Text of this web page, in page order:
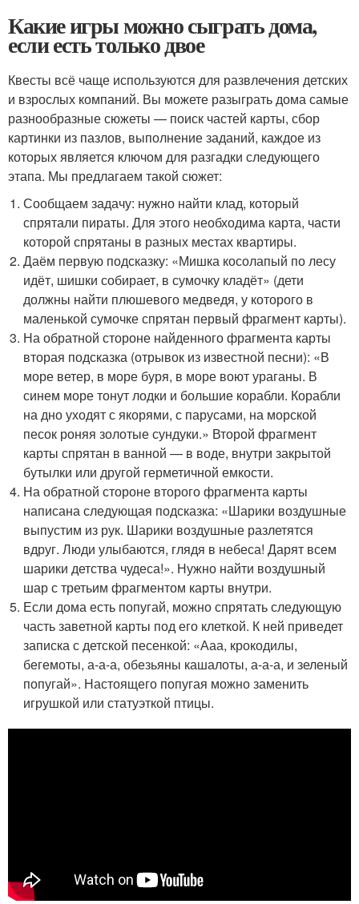
Какие игры можно сыграть дома,
если есть только двое
Квесты всё чаще используются для развлечения детских
и взрослых компаний. Вы можете разыграть дома самые
разнообразные сюжеты — поиск частей карты, сбор
картинки из пазлов, выполнение заданий, каждое из
которых является ключом для разгадки следующего
этапа. Мы предлагаем такой сюжет:
Сообщаем задачу: нужно найти клад, который
спрятали пираты. Для этого необходима карта, части
которой спрятаны в разных местах квартиры.
Даём первую подсказку: «Мишка косолапый по лесу
идёт, шишки собирает, в сумочку кладёт» (дети
должны найти плюшевого медведя, у которого в
маленькой сумочке спрятан первый фрагмент карты).
На обратной стороне найденного фрагмента карты
вторая подсказка (отрывок из известной песни): «В
море ветер, в море буря, в море воют ураганы. В
синем море тонут лодки и большие корабли. Корабли
на дно уходят с якорями, с парусами, на морской
песок роняя золотые сундуки.» Второй фрагмент
карты спрятан в ванной — в воде, внутри закрытой
бутылки или другой герметичной емкости.
На обратной стороне второго фрагмента карты
написана следующая подсказка: «Шарики воздушные
выпустим из рук. Шарики воздушные разлетятся
вдруг. Люди улыбаются, глядя в небеса! Дарят всем
шарики детства чудеса!». Нужно найти воздушный
шар с третьим фрагментом карты внутри.
Если дома есть попугай, можно спрятать следующую
часть заветной карты под его клеткой. К ней приведет
записка с детской песенкой: «Ааа, крокодилы,
бегемоты, а-а-а, обезьяны кашалоты, а-а-а, и зеленый
попугай». Настоящего попугая можно заменить
игрушкой или статуэткой птицы.